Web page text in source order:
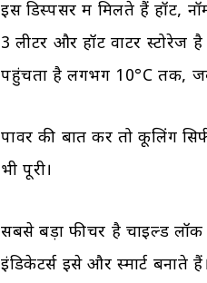
इस डिस्पेंसर में मिलते हैं हॉट,
3 लीटर और हॉट वाटर स्टोरेज
पहुंचता है लगभग 10°C तक,
पावर की बात करें तो कूलिंग
भी पूरी।
सबसे बड़ा फीचर है चाइल्ड
इंडिकेटर्स इसे और स्मार्ट बनाते हैं।